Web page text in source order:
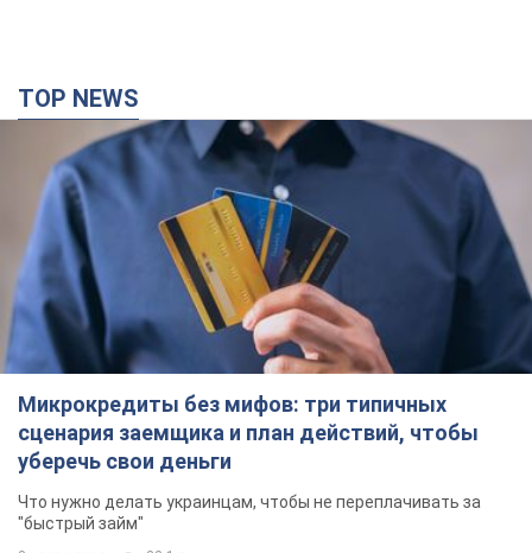
TOP NEWS
Микрокредиты без мифов: три типичных
сценария заемщика и план действий, чтобы
уберечь свои деньги
Что нужно делать украинцам, чтобы не переплачивать за
"быстрый займ"